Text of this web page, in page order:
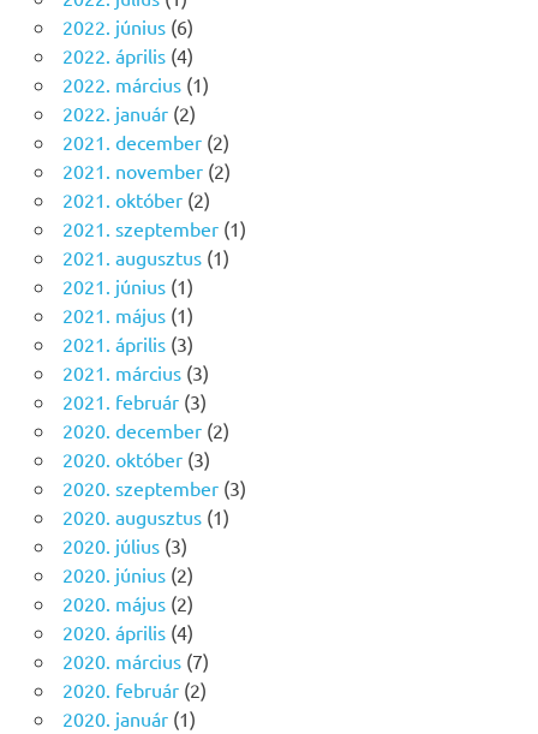
2022. június(6)
2022. április(4)
2022. március(1)
2022. január(2)
2021. december(2)
2021. november(2)
2021. október(2)
2021. szeptember(1)
2021. augusztus(1)
2021. június(1)
2021. május(1)
2021. április(3)
2021. március(3)
2021. február(3)
2020. december(2)
2020. október(3)
2020. szeptember(3)
2020. augusztus(1)
2020. július(3)
2020. június(2)
2020. május(2)
2020. április(4)
2020. március(7)
2020. február(2)
2020. január(1)